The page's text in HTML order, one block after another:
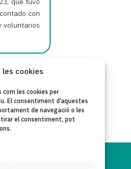
cookies
les cookies per
El consentiment d’aquestes
de navegació o les
el consentiment, pot
con
voluntarios